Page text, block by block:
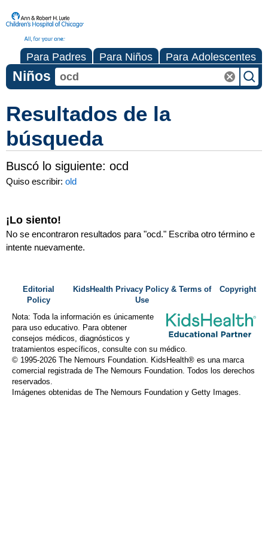
Para Padres Para Niños Para Adolescentes
Niños
Resultados de la
búsqueda
Buscó lo siguiente: ocd
Quiso escribir: old
¡Lo siento!
No se encontraron resultados para "ocd." Escriba otro término e
intente nuevamente.
Editorial
Policy
KidsHealth Privacy Policy & Terms of
Use
Copyright
Nota: Toda la información es únicamente
para uso educativo. Para obtener
consejos médicos, diagnósticos y
tratamientos específicos, consulte con su médico.
© 1995-2026 The Nemours Foundation. KidsHealth® es una marca
comercial registrada de The Nemours Foundation. Todos los derechos
reservados.
Imágenes obtenidas de The Nemours Foundation y Getty Images.